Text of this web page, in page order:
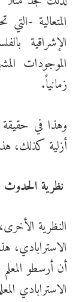
المتعالية -
الإشراقية
الموجودات
زمانياً.
وهذا في حقيقة
أزلية كذلك،
نظرية الحدوث
النظرية
الاسترابادي،
أن أرسطو المعلم
الاسترابادي